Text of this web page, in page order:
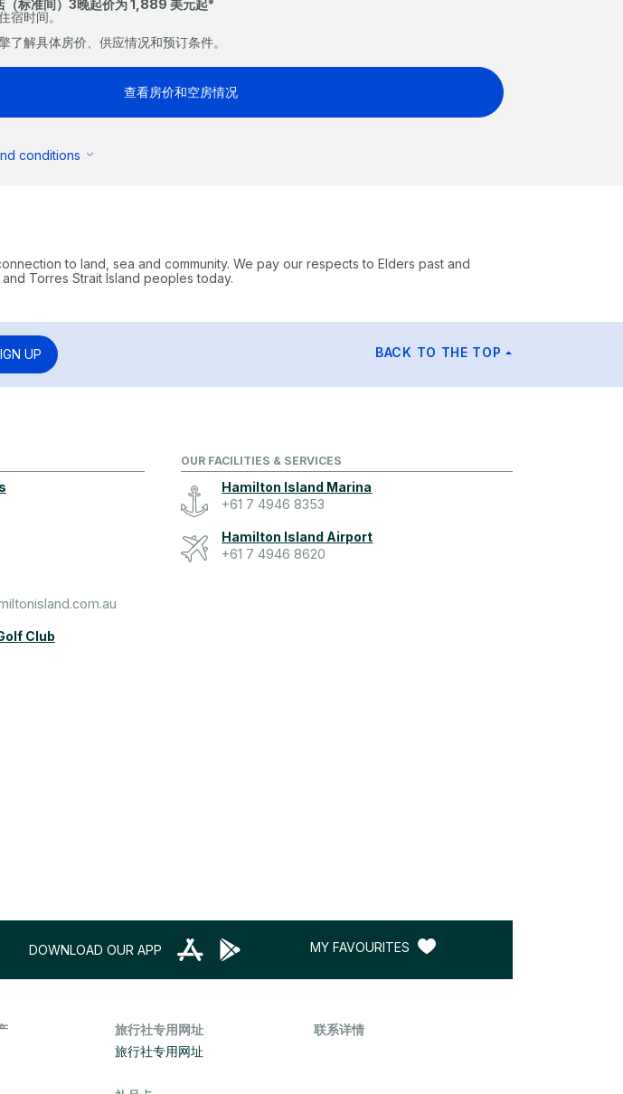
标准间）3晚起价为 1,889 美元起*
宿时间。
了解具体房价、供应情况和预订条件。
查看房价和空房情况
conditions
to land, sea and community. We pay our respects to Elders past and
Torres Strait Island peoples today.
UP BACK TO THE TOP
Club
OUR FACILITIES & SERVICES
Hamilton Island Marina
+61 7 4946 8353
Hamilton Island Airport
+61 7 4946 8620
DOWNLOAD OUR APP MY FAVOURITES
旅行社专用网址
旅行社专用网址
联系详情